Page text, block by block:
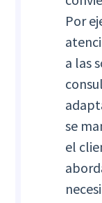
Por
a las
se
el